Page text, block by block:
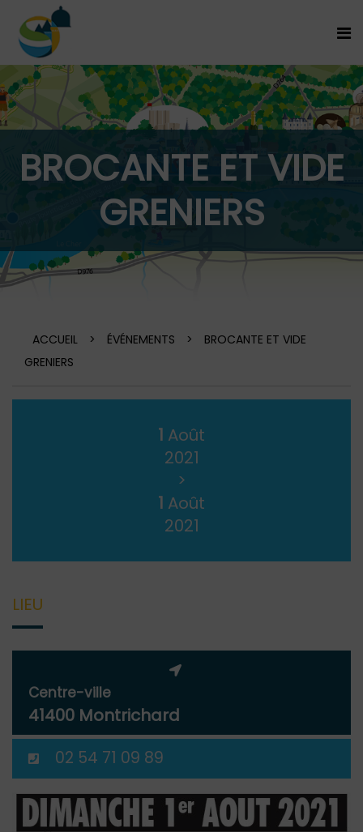
BROCANTE ET VIDE
GRENIERS
ACCUEIL > ÉVÉNEMENTS >
BROCANTE ET VIDE
GRENIERS
1 Août
2021
>
1 Août
2021
LIEU
Centre-ville
41400 Montrichard
02 54 71 09 89